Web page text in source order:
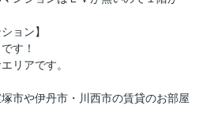
ョン】
す！
リアです。
市や伊丹市・川西市の賃貸のお部屋